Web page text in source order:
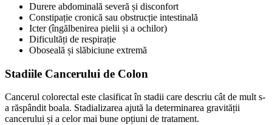
Durere abdominală severă și disconfort
Constipație cronică sau obstrucție intestinală
Icter (îngălbenirea pielii și a ochilor)
Dificultăți de respirație
Oboseală și slăbiciune extremă
Stadiile Cancerului de Colon
Cancerul colorectal este clasificat în stadii care descriu cât de mult s-
a răspândit boala. Stadializarea ajută la determinarea gravității
cancerului și a celor mai bune opțiuni de tratament.